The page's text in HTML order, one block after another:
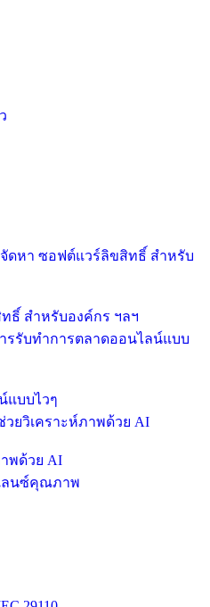
ธิ์ สำหรับองค์กร ฯลฯ
แบบไวๆ
พด้วย AI